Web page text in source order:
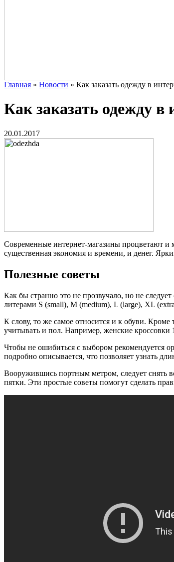
Главная » Новости » Как заказать одежду в
Как заказать одежду в
20.01.2017
Современные интернет-магазины процветают и
существенная экономия и времени, и денег.
Полезные советы
Как бы странно это не прозвучало, но не
литерами S (small), M (medium), L (large), XL
К слову, то же самое относится и к обуви.
учитывать и пол. Например, женские кроссовки
Чтобы не ошибиться с выбором рекомендуется
подробно описывается, что позволяет узнать
Вооружившись портным метром, следует снять
пятки. Эти простые советы помогут сделать